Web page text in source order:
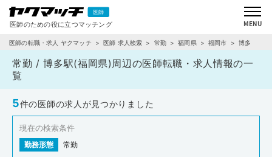
医師の転職・求人 ヤクマッチ 医師 求人検索 常勤 福岡県 福岡市 博多
常勤 / 博多駅(福岡県)周辺の医師転職・求人情報の一
覧
5件の医師の求人が見つかりました
現在の検索条件
勤務形態 常勤